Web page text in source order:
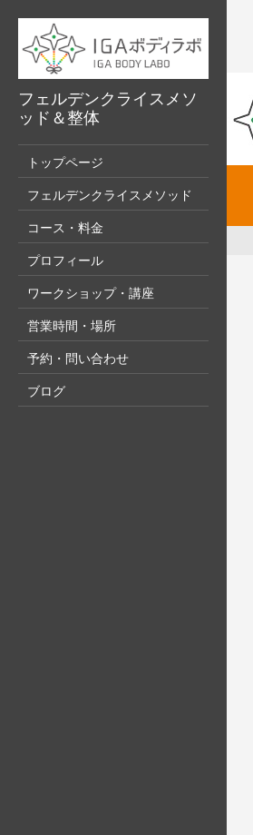
フェルデンクライスメソ
ッド＆整体
トップページ
フェルデンクライスメソッド
コース・料金
プロフィール
ワークショップ・講座
営業時間・場所
予約・問い合わせ
ブログ